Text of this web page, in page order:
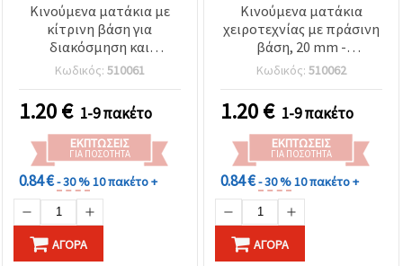
Κινούμενα ματάκια με
κίτρινη βάση για
διακόσμηση και
χειροτεχνίες DIY, 20 mm -
Συσκευασία 20 τεμ.
Κωδικός: 510061
1.20€ 1-9 πακέτο
ΕΚΠΤΏΣΕΙΣ
ΓΙΑ ΠΟΣΌΤΗΤΑ
0.84 €- 30 %10 πακέτο +
ΑΓΟΡΆ
Κινούμενα ματάκια
χειροτεχνίας με πράσινη
βάση, 20 mm -
Συσκευασία 20 τεμ.
Κωδικός: 510062
1.20€ 1-9 πακέτο
ΕΚΠΤΏΣΕΙΣ
ΓΙΑ ΠΟΣΌΤΗΤΑ
0.84 €- 30 %10 πακέτο +
ΑΓΟΡΆ